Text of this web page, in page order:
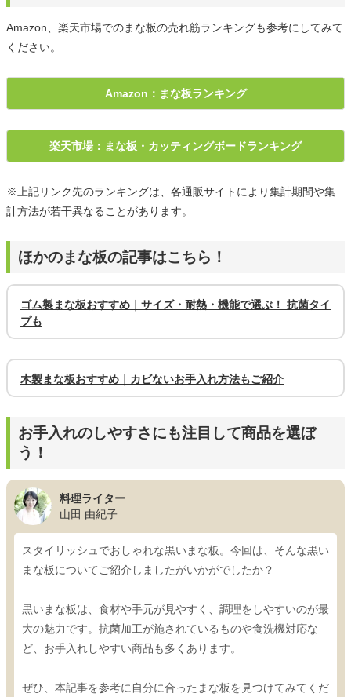
Amazon、楽天市場でのまな板の売れ筋ランキングも参考にしてみて
ください。
Amazon：まな板ランキング
楽天市場：まな板・カッティングボードランキング
※上記リンク先のランキングは、各通販サイトにより集計期間や集
計方法が若干異なることがあります。
ほかのまな板の記事はこちら！
ゴム製まな板おすすめ｜サイズ・耐熱・機能で選ぶ！ 抗菌タイ
プも
木製まな板おすすめ｜カビないお手入れ方法もご紹介
お手入れのしやすさにも注目して商品を選ぼ
う！
料理ライター
山田 由紀子
スタイリッシュでおしゃれな黒いまな板。今回は、そんな黒い
まな板についてご紹介しましたがいかがでしたか？
黒いまな板は、食材や手元が見やすく、調理をしやすいのが最
大の魅力です。抗菌加工が施されているものや食洗機対応な
ど、お手入れしやすい商品も多くあります。
ぜひ、本記事を参考に自分に合ったまな板を見つけてみてくだ